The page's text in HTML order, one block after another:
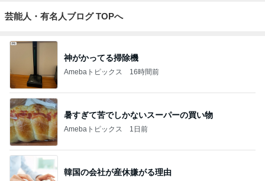
芸能人・有名人ブログ TOPへ
神がかってる掃除機
Amebaトピックス 16時間前
暑すぎて苦でしかないスーパーの買い物
Amebaトピックス 1日前
韓国の会社が産休嫌がる理由